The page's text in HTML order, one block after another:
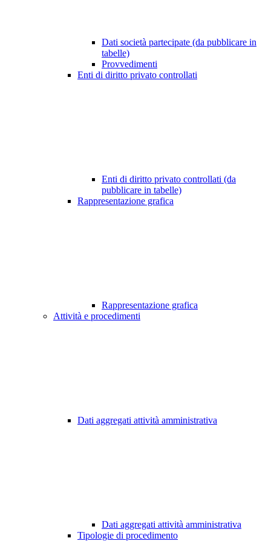
Dati società partecipate (da pubblicare in
tabelle)
Provvedimenti
Enti di diritto privato controllati
Enti di diritto privato controllati (da
pubblicare in tabelle)
Rappresentazione grafica
Rappresentazione grafica
Attività e procedimenti
Dati aggregati attività amministrativa
Dati aggregati attività amministrativa
Tipologie di procedimento